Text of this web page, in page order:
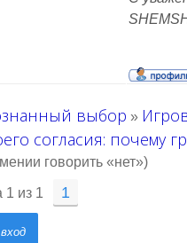
выбор »
согласия: почему
говорить «нет»)
1 из 1 1